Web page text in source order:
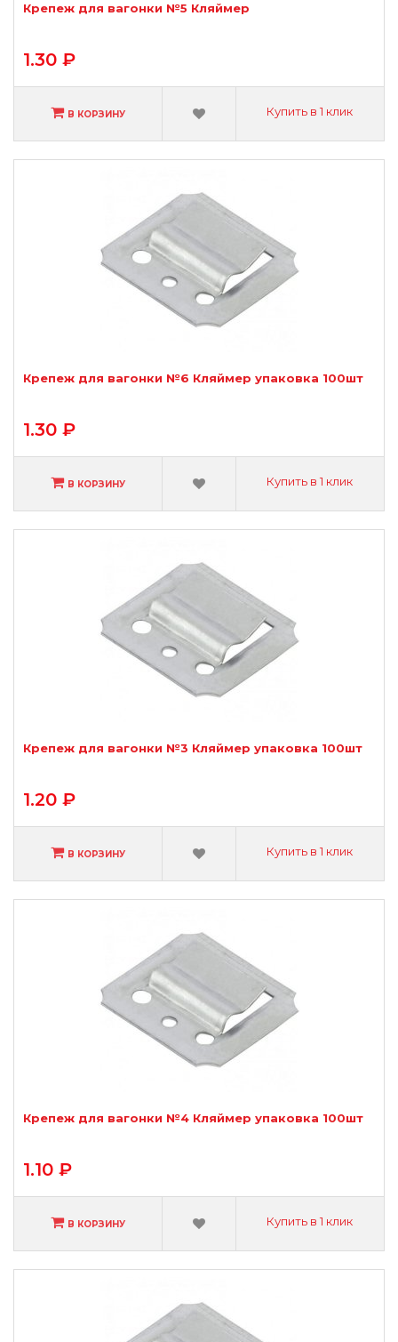
Крепеж для вагонки №5 Кляймер
1.30 ₽
В КОРЗИНУ Купить в 1 клик
Крепеж для вагонки №6 Кляймер упаковка 100шт
1.30 ₽
В КОРЗИНУ Купить в 1 клик
Крепеж для вагонки №3 Кляймер упаковка 100шт
1.20 ₽
В КОРЗИНУ Купить в 1 клик
Крепеж для вагонки №4 Кляймер упаковка 100шт
1.10 ₽
В КОРЗИНУ Купить в 1 клик